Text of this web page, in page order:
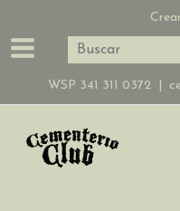
WSP 341 311 0372 |